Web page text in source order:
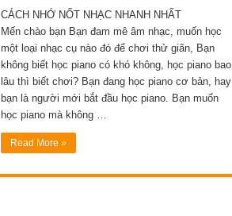
CÁCH NHỚ NỐT NHẠC NHANH NHẤT
Mến chào bạn Bạn đam mê âm nhạc, muốn học
một loại nhạc cụ nào đó để chơi thử giãn, Bạn
không biết học piano có khó không, học piano bao
lâu thì biết chơi? Bạn đang học piano cơ bản, hay
bạn là người mới bắt đầu học piano. Bạn muốn
học piano mà không …
Read More »